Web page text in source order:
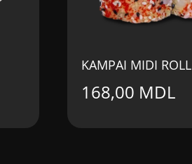
KAMPAI MIDI ROLL
168,00 MDL